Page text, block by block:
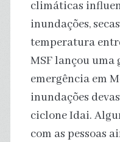
climáticas
inundações,
temperatura
MSF lançou uma
emergência em
inundações
ciclone Idai.
com as pessoas